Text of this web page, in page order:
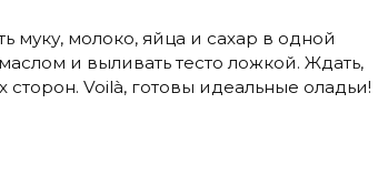
муку, молоко, яйца и сахар в одной
и выливать тесто ложкой. Ждать,
Voilà, готовы идеальные оладьи!